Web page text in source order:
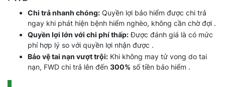
Chi trả nhanh chóng: Quyền lợi bảo hiểm được chi trả
ngay khi phát hiện bệnh hiểm nghèo, không cần chờ đợi .
Quyền lợi lớn với chi phí thấp:Được đánh giá là có mức
phí hợp lý so với quyền lợi nhận được .
Bảo vệ tai nạn vượt trội: Khi không may tử vong do tai
nạn, FWD chi trả lên đến 300% số tiền bảo hiểm .